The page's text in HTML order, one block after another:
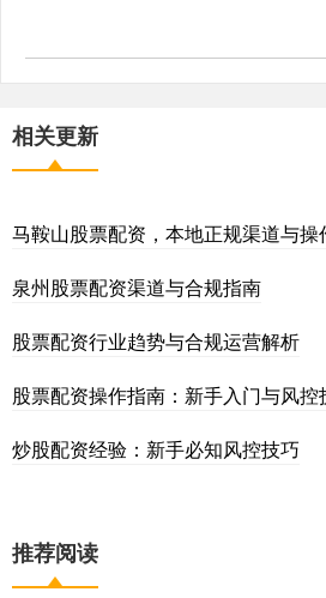
相关更新
马鞍山股票配资，本地正规渠道与操
泉州股票配资渠道与合规指南
股票配资行业趋势与合规运营解析
股票配资操作指南：新手入门与风控
炒股配资经验：新手必知风控技巧
推荐阅读